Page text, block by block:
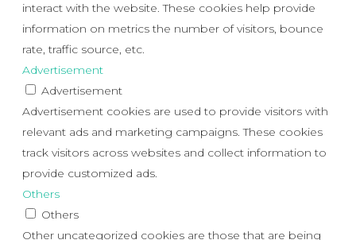
interact with the website. These cookies help provide
information on metrics the number of visitors, bounce
rate, traffic source, etc.
Advertisement
Advertisement
Advertisement cookies are used to provide visitors with
relevant ads and marketing campaigns. These cookies
track visitors across websites and collect information to
provide customized ads.
Others
Others
Other uncategorized cookies are those that are being